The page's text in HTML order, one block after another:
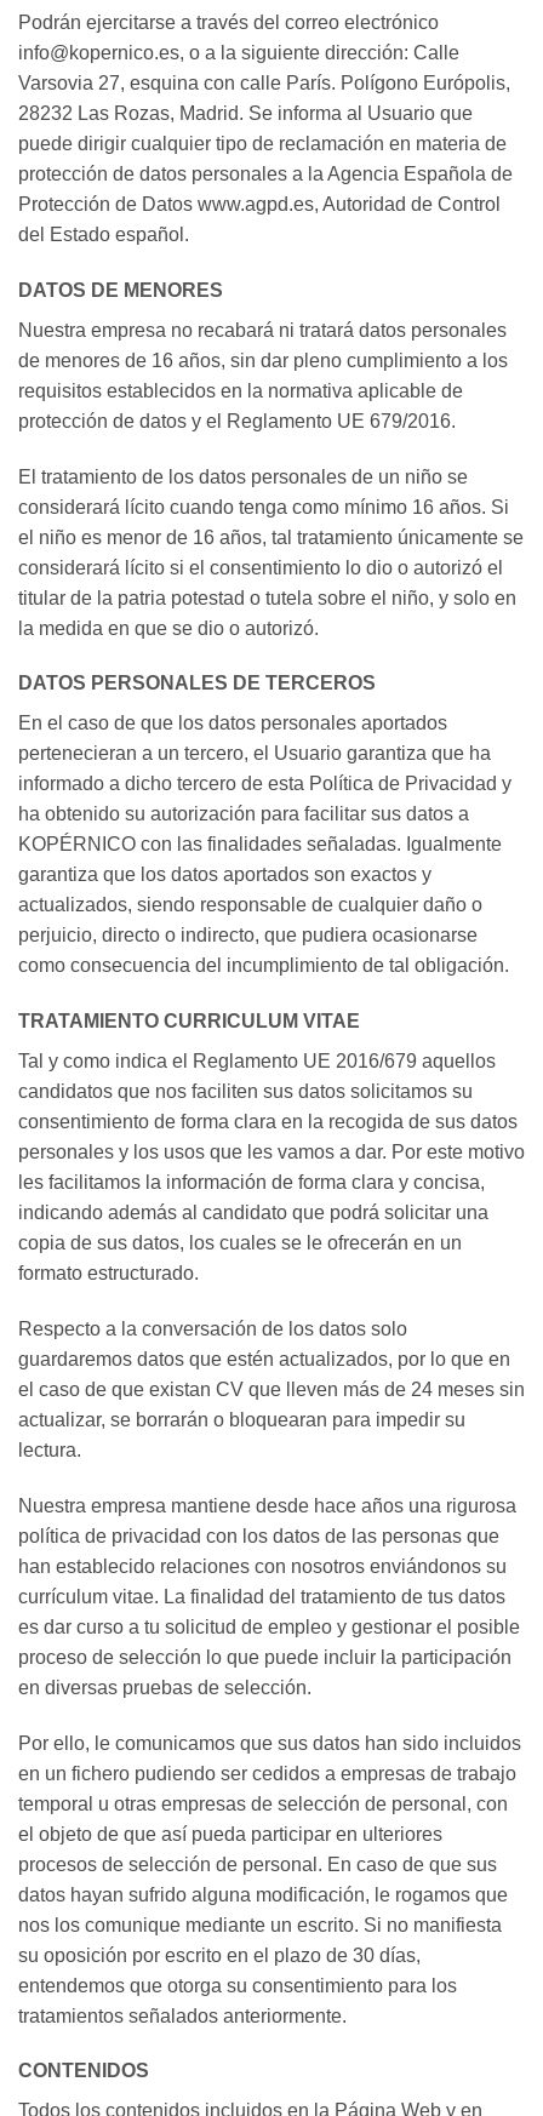
Podrán ejercitarse a través del correo electrónico
info@kopernico.es, o a la siguiente dirección: Calle
Varsovia 27, esquina con calle París. Polígono Európolis,
28232 Las Rozas, Madrid. Se informa al Usuario que
puede dirigir cualquier tipo de reclamación en materia de
protección de datos personales a la Agencia Española de
Protección de Datos www.agpd.es, Autoridad de Control
del Estado español.
DATOS DE MENORES
Nuestra empresa no recabará ni tratará datos personales
de menores de 16 años, sin dar pleno cumplimiento a los
requisitos establecidos en la normativa aplicable de
protección de datos y el Reglamento UE 679/2016.
El tratamiento de los datos personales de un niño se
considerará lícito cuando tenga como mínimo 16 años. Si
el niño es menor de 16 años, tal tratamiento únicamente se
considerará lícito si el consentimiento lo dio o autorizó el
titular de la patria potestad o tutela sobre el niño, y solo en
la medida en que se dio o autorizó.
DATOS PERSONALES DE TERCEROS
En el caso de que los datos personales aportados
pertenecieran a un tercero, el Usuario garantiza que ha
informado a dicho tercero de esta Política de Privacidad y
ha obtenido su autorización para facilitar sus datos a
KOPÉRNICO con las finalidades señaladas. Igualmente
garantiza que los datos aportados son exactos y
actualizados, siendo responsable de cualquier daño o
perjuicio, directo o indirecto, que pudiera ocasionarse
como consecuencia del incumplimiento de tal obligación.
TRATAMIENTO CURRICULUM VITAE
Tal y como indica el Reglamento UE 2016/679 aquellos
candidatos que nos faciliten sus datos solicitamos su
consentimiento de forma clara en la recogida de sus datos
personales y los usos que les vamos a dar. Por este motivo
les facilitamos la información de forma clara y concisa,
indicando además al candidato que podrá solicitar una
copia de sus datos, los cuales se le ofrecerán en un
formato estructurado.
Respecto a la conversación de los datos solo
guardaremos datos que estén actualizados, por lo que en
el caso de que existan CV que lleven más de 24 meses sin
actualizar, se borrarán o bloquearan para impedir su
lectura.
Nuestra empresa mantiene desde hace años una rigurosa
política de privacidad con los datos de las personas que
han establecido relaciones con nosotros enviándonos su
currículum vitae. La finalidad del tratamiento de tus datos
es dar curso a tu solicitud de empleo y gestionar el posible
proceso de selección lo que puede incluir la participación
en diversas pruebas de selección.
Por ello, le comunicamos que sus datos han sido incluidos
en un fichero pudiendo ser cedidos a empresas de trabajo
temporal u otras empresas de selección de personal, con
el objeto de que así pueda participar en ulteriores
procesos de selección de personal. En caso de que sus
datos hayan sufrido alguna modificación, le rogamos que
nos los comunique mediante un escrito. Si no manifiesta
su oposición por escrito en el plazo de 30 días,
entendemos que otorga su consentimiento para los
tratamientos señalados anteriormente.
CONTENIDOS
Todos los contenidos incluidos en la Página Web y en